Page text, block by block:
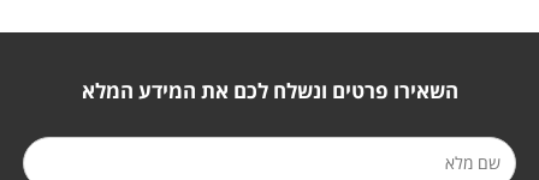
השאירו פרטים ונשלח לכם את המידע המלא